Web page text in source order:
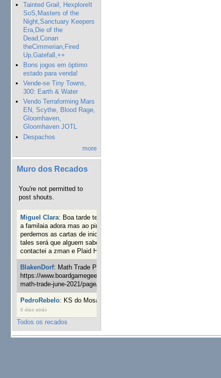
Tainted Grail, HexploreIt
SoS,Masters of the
Night,Sanctuary Keepers
Era,Die of the
Dead,Conan
theCimmerian,Fired
Up,Gatefall,++
Bons jogos em óptimo
estado para venda!
Vende-se Tiny Towns,
300: Earth & Water
Vendo Terraforming Mars
EN, Scythe, Blood Rage,
Gloomhaven,
Gloomhaven JOTL
Despachos
more
Muro dos Recados
You're not permitted to
post shouts.
Miguel Clara: Boa tarde tenho jogo Mice and mistics que
a familaia adora mas ao pintarmos as miniaturas
perdemos as cartas de iniciaticva da expanção downood
tales será que alguem sabe onde adquirir as cartas já
contactei a zman e Plaid Hat e nada
BlakenDorf: Math Trade Portuguesa a decorrer. Aqui:
https://www.boardgamegeek.com/geeklist/286035/portugal-
math-trade-june-2021/page/1
PedroRebelo: KS do Mosaic em 10 minutos :)
6 dias atrás
Todos os recados